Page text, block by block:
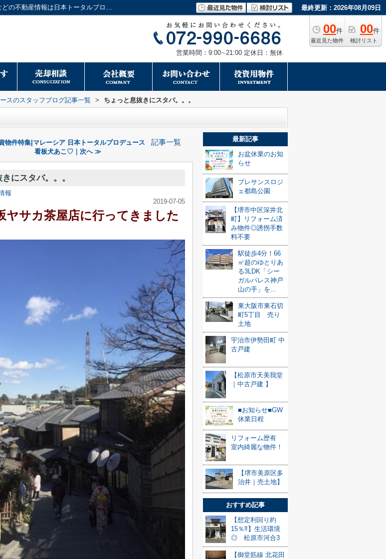
ちょっと息抜きにスタバ。。。｜大阪市のマンションや戸建てなどの不動産情報は日本トータルプロデュースへ 最終更新：2026年08月09日
00件
最近見た物件
00件
検討リスト
営業時間：9:00∼21:00 定休日：無休
スのスタッフブログ記事一覧 > ちょっと息抜きにスタバ。。。
物件特集|マレーシア 日本トータルプロデュース 記事一覧
看板犬あこ♡｜次へ ≫
にスタバ。。。
報
2019-07-05
ヤサカ茶屋店に行ってきました
最新記事
お盆休業のお知
らせ
プレサンスロジ
ェ都島公園
【堺市中区深井北
町】リフォーム済
み物件◎誘拐手数
料不要
駅徒歩4分！66
㎡超のゆとりあ
る3LDK「シー
ガルパレス神戸
山の手」を...
東大阪市東石切
町5丁目 売り
土地
宇治市伊勢田町 中
古戸建
【松原市天美我堂
｜中古戸建 】
■お知らせ■GW
休業日程
リフォーム歴有
室内綺麗な物件！
【堺市美原区多
治井｜売土地】
おすすめ記事
【想定利回り約
15％‼】生活環境
◎ 松原市河合3
【御堂筋線 北花田